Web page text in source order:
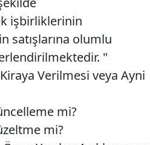
işbirliklerinin
satışlarına olumlu
"
Verilmesi veya Ayni
mi?
mi?